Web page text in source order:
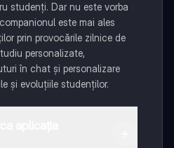
studenți. Dar nu este vorba
este mai ales
prin provocările zilnice de
personalizate,
în chat și personalizare
și evoluțiile studenților.